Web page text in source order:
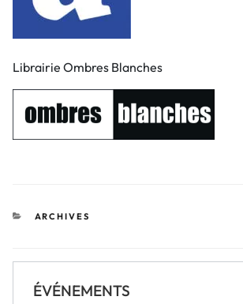
Librairie Ombres Blanches
CATÉGORIES
ARCHIVES
ÉVÉNEMENTS